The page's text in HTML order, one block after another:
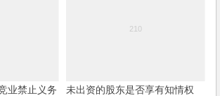
业禁止义务
未出资的股东是否享有知情权